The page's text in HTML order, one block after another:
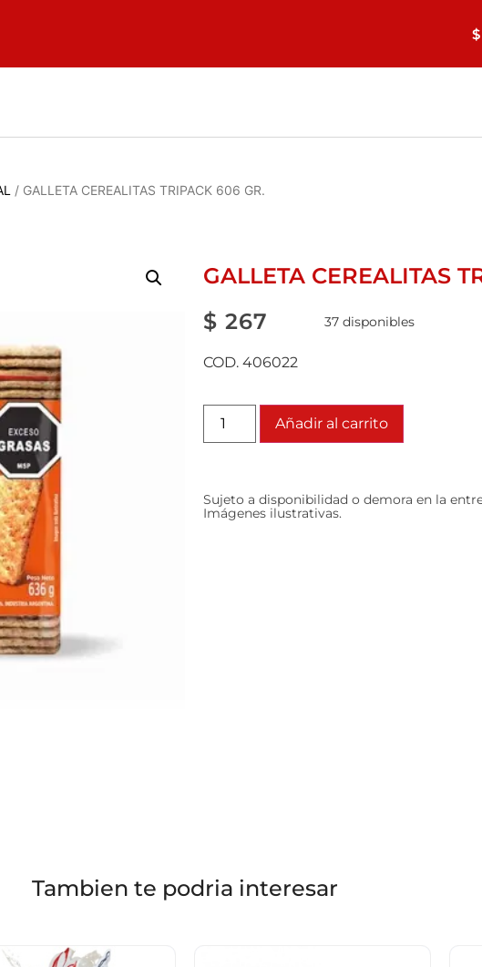
$
/ GALLETA CEREALITAS TRIPACK 606 GR.
GALLETA CEREALITAS
$ 267 37 disponibles
COD. 406022
Añadir al carrito
Sujeto a disponibilidad o demora en la
Imágenes ilustrativas.
Tambien te podria interesar